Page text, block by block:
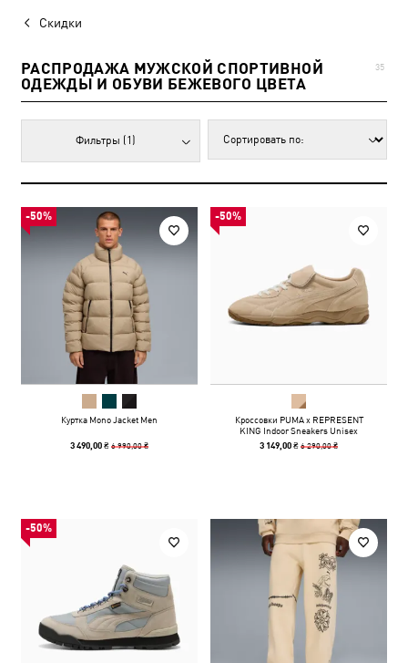
Скидки
РАСПРОДАЖА МУЖСКОЙ СПОРТИВНОЙ
ОДЕЖДЫ И ОБУВИ БЕЖЕВОГО ЦВЕТА
35
Фильтры (1)
-50%
Куртка Mono Jacket Men
3 490,00 ₴6 990,00 ₴
-50%
Кроссовки PUMA x REPRESENT
KING Indoor Sneakers Unisex
3 149,00 ₴6 290,00 ₴
-50%